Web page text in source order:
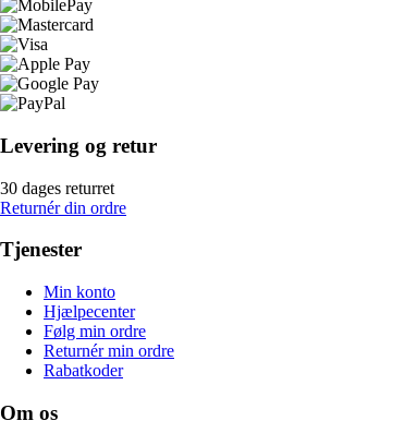
Levering og retur
30 dages returret
Returnér din ordre
Tjenester
Min konto
Hjælpecenter
Følg min ordre
Returnér min ordre
Rabatkoder
Om os